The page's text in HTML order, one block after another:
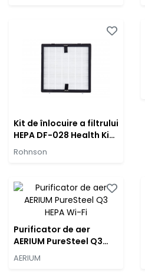
Kit de înlocuire a filtrului
HEPA DF-028 Health Kit
pentru
91110
Rohnson
Purificator de aer
AERIUM PureSteel Q3
HEPA Wi-Fi
AERIUM